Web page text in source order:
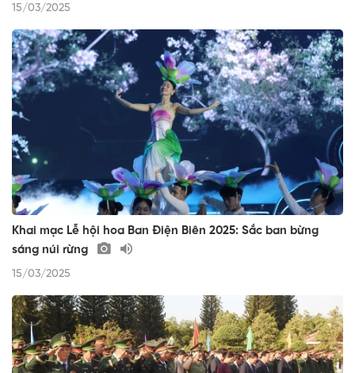
15/03/2025
Khai mạc Lễ hội hoa Ban Điện Biên 2025: Sắc ban bừng
sáng núi rừng
15/03/2025